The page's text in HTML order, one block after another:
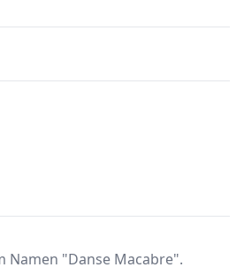
Namen "Danse Macabre".